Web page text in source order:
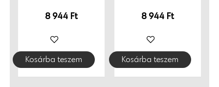
használatra, agresszív kemikáliák és ammónia nélkül.
könnyű és maceramentes, igazi élményt ad klasszikus
szilikonos elnehezítés, felesleges bevonatképzés
nélkül. 100% vegán összetétel. Megújuló energiával
készül, környezetbarát, újrahasznosítható
8 944 Ft
Kosárba teszem
8 944 Ft
Kosárba teszem